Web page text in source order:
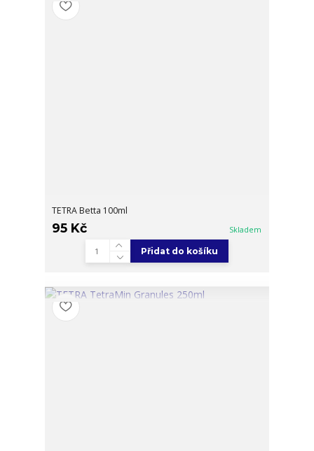
TETRA Betta 100ml
95 Kč Skladem
Přidat do košíku